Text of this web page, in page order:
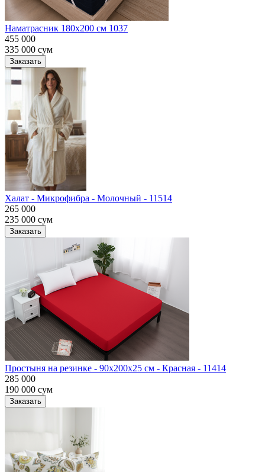
Наматрасник 180х200 см 1037
455 000
335 000 сум
Заказать
Халат - Микрофибра - Молочный - 11514
265 000
235 000 сум
Заказать
Простыня на резинке - 90x200x25 cм - Красная - 11414
285 000
190 000 сум
Заказать